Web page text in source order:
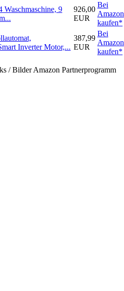
Waschmaschine, 9
926,00
EUR
Bei
Amazon
kaufen*
Inverter Motor,...
387,99
EUR
Bei
Amazon
kaufen*
/ Bilder Amazon Partnerprogramm